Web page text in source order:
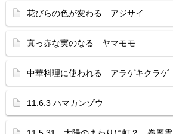
花びらの色が変わる アジサイ
真っ赤な実のなる ヤマモモ
中華料理に使われる アラゲキクラゲ
11.6.3 ハマカンゾウ